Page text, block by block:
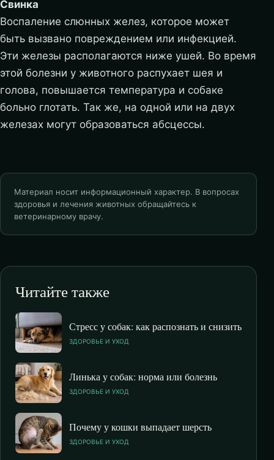
Свинка
Воспаление слюнных желез, которое может
быть вызвано повреждением или инфекцией.
Эти железы располагаются ниже ушей. Во время
этой болезни у животного распухает шея и
голова, повышается температура и собаке
больно глотать. Так же, на одной или на двух
железах могут образоваться абсцессы.
Материал носит информационный характер. В вопросах
здоровья и лечения животных обращайтесь к
ветеринарному врачу.
Читайте также
Стресс у собак: как распознать и снизить
ЗДОРОВЬЕ И УХОД
Линька у собак: норма или болезнь
ЗДОРОВЬЕ И УХОД
Почему у кошки выпадает шерсть
ЗДОРОВЬЕ И УХОД